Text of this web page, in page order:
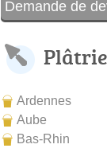
Demande de
Ardennes
Aube
Bas-Rhin